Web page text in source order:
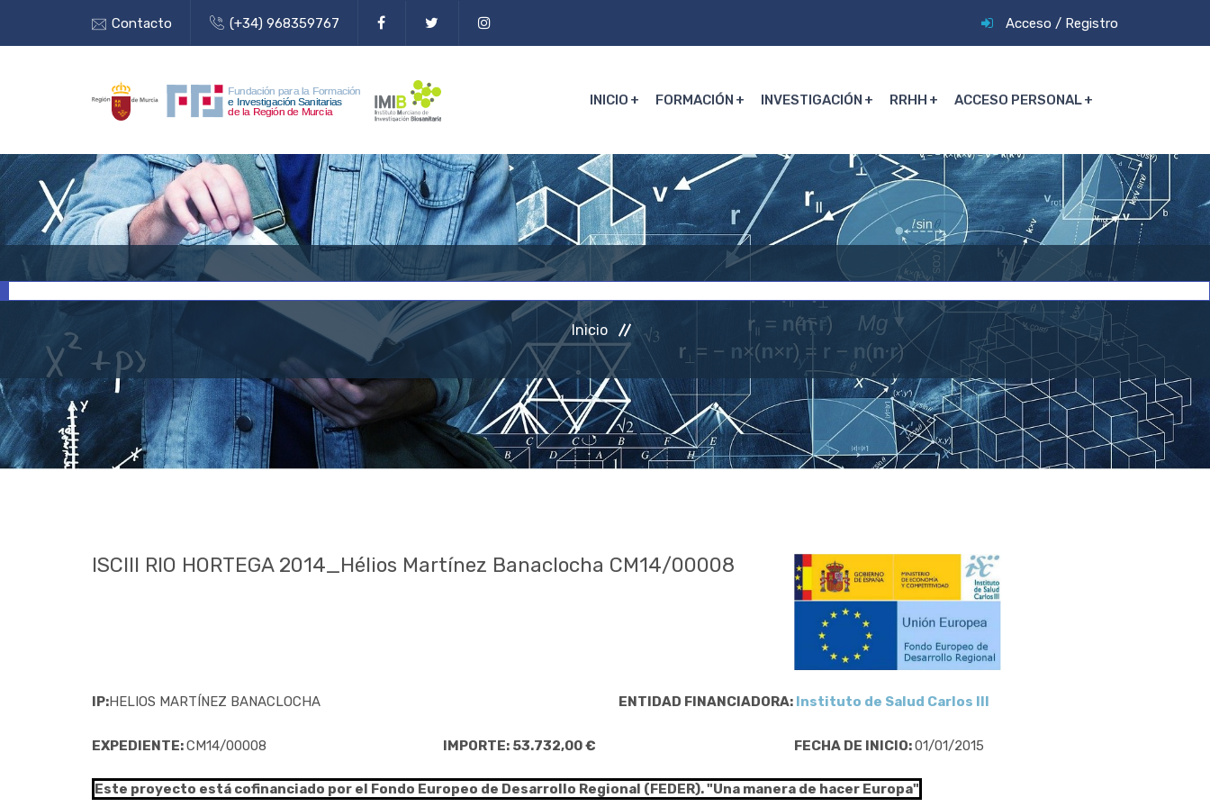
Contacto (+34) 968359767 Acceso / Registro
INICIO FORMACIÓN INVESTIGACIÓN RRHH ACCESO PERSONAL
Inicio
ISCIII RIO HORTEGA 2014_Hélios Martínez Banaclocha CM14/00008
IP:HELIOS MARTÍNEZ BANACLOCHA ENTIDAD FINANCIADORA: Instituto de Salud Carlos III
EXPEDIENTE:CM14/00008 IMPORTE: 53.732,00 € FECHA DE INICIO:01/01/2015
Este proyecto está cofinanciado por el Fondo Europeo de Desarrollo Regional (FEDER). "Una manera de hacer Europa"